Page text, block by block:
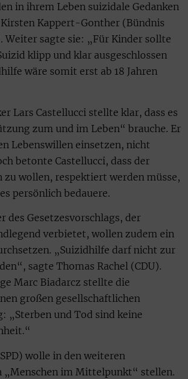
in ihrem Leben suizidale Gedanken
Kappert-Gonther (Bündnis
Weiter sagte sie: „Für Kinder sollte
klipp und klar ausgeschlossen
wäre somit erst ab 18 Jahren
Lars Castellucci stellte klar, dass es
zum und im Leben“ brauche. Er
Lebenswillen einsetzen, nicht
betonte Castellucci, dass der
zu wollen, respektiert werden müsse,
persönlich bedauere.
des Gesetzesvorschlags, der
verbietet, wollen zudem ein
„Suizidhilfe darf nicht zur
sagte Thomas Rachel (CDU).
Marc Biadarcz stellte die
großen gesellschaftlichen
„Sterben und Tod sind keine
wolle in den weiteren
„Menschen im Mittelpunkt“ stellen.